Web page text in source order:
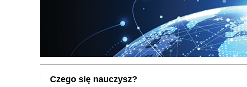
Czego się nauczysz?